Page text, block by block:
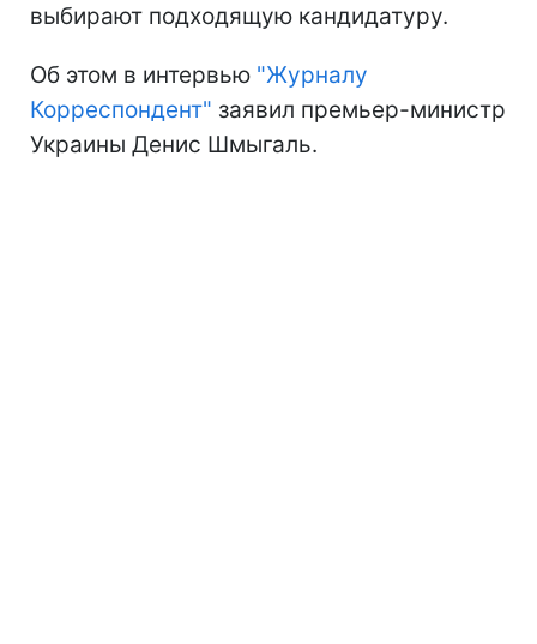
выбирают подходящую кандидатуру.
Об этом в интервью "Журналу
Корреспондент" заявил премьер-министр
Украины Денис Шмыгаль.